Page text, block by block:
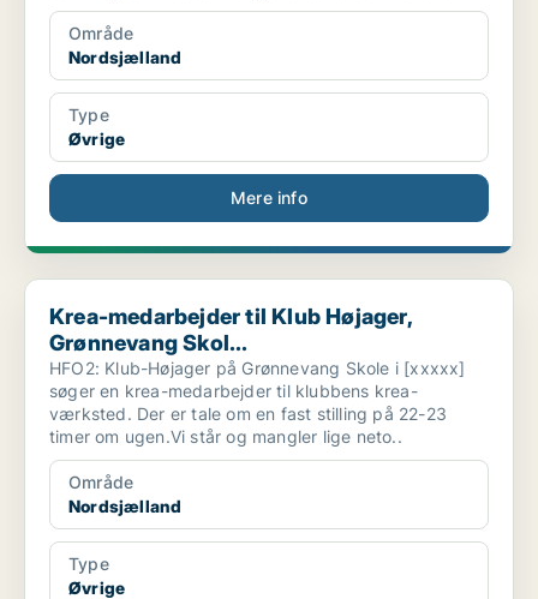
Område
Nordsjælland
Type
Øvrige
Mere info
Krea-medarbejder til Klub Højager, Grønnevang Skol...
Krea-medarbejder til Klub Højager,
Grønnevang Skol...
HFO2: Klub-Højager på Grønnevang Skole i [xxxxx]
søger en krea-medarbejder til klubbens krea-
værksted. Der er tale om en fast stilling på 22-23
timer om ugen.Vi står og mangler lige neto..
Område
Nordsjælland
Type
Øvrige